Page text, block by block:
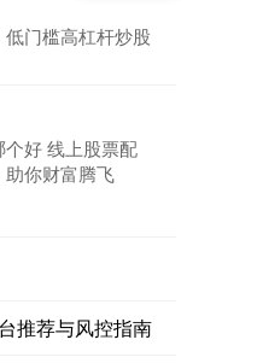
门槛高杠杆炒股
好 线上股票配
助你财富腾飞
推荐与风控指南